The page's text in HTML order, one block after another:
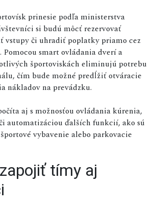
prinesie podľa ministerstva
si budú môcť rezervovať
vstupy či uhradiť poplatky priamo cez
smart ovládania dverí a
športoviskách eliminujú potrebu
čím bude možné predĺžiť otváracie
nákladov na prevádzku.
aj s možnosťou ovládania kúrenia,
automatizáciou ďalších funkcií, ako sú
vybavenie alebo parkovacie
tímy aj